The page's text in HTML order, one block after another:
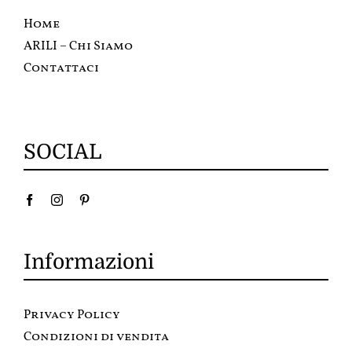
Home
ARILI – Chi Siamo
Contattaci
SOCIAL
Informazioni
Privacy Policy
Condizioni di vendita